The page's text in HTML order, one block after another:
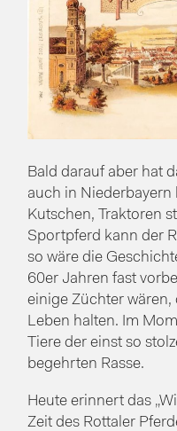
Bald darauf aber hat
auch in
Kutschen, Traktoren
Sportpferd kann der
so wäre die
60er Jahren fast
einige Züchter wären,
Leben halten. Im
Tiere der einst so
begehrten Rasse.
Heute erinnert das
Zeit des Rottaler